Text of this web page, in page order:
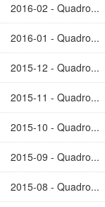
2016-02 - Quadro...
2016-01 - Quadro...
2015-12 - Quadro...
2015-11 - Quadro...
2015-10 - Quadro...
2015-09 - Quadro...
2015-08 - Quadro...